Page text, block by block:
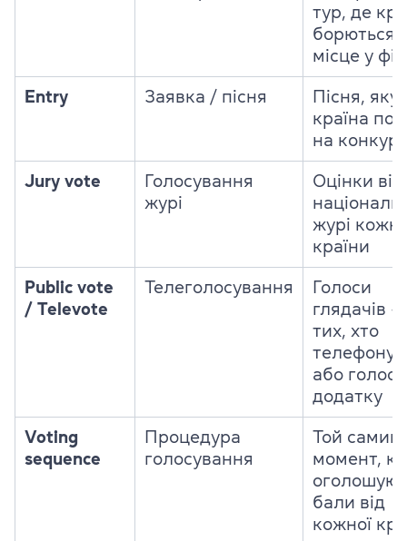
тур, де
борються
місце у
Entry Заявка / пісня
Пісня, яку
країна
на конкурс
Jury vote
Голосування
журі
Оцінки від
журі
країни
Public vote
/ Televote
Телеголосування
Голоси
глядачів —
тих, хто
телефонує
або
додатку
Voting
sequence
Процедура
голосування
Той самий
момент,
бали від
кожної